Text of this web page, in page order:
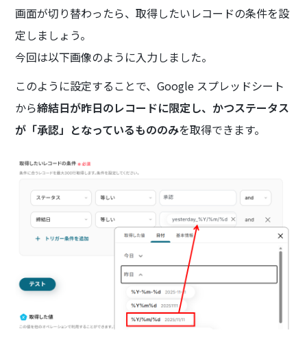
画面が切り替わったら、取得したいレコードの条件を設
定しましょう。
今回は以下画像のように入力しました。
このように設定することで、Google スプレッドシート
から締結日が昨日のレコードに限定し、かつステータス
が「承認」となっているもののみを取得できます。